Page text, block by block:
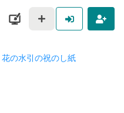
花の水引の祝のし紙